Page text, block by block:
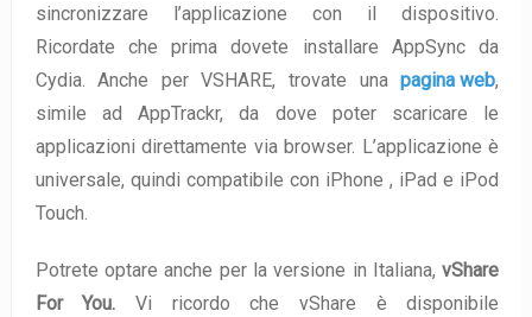
sincronizzare l’applicazione con il dispositivo.
Ricordate che prima dovete installare AppSync da
Cydia. Anche per VSHARE, trovate unapagina web,
simile ad AppTrackr, da dove poter scaricare le
applicazioni direttamente via browser. L’applicazione è
universale, quindi compatibile con iPhone , iPad e iPod
Touch.
Potrete optare anche per la versione in Italiana,vShare
For You. Vi ricordo che vShare è disponibile